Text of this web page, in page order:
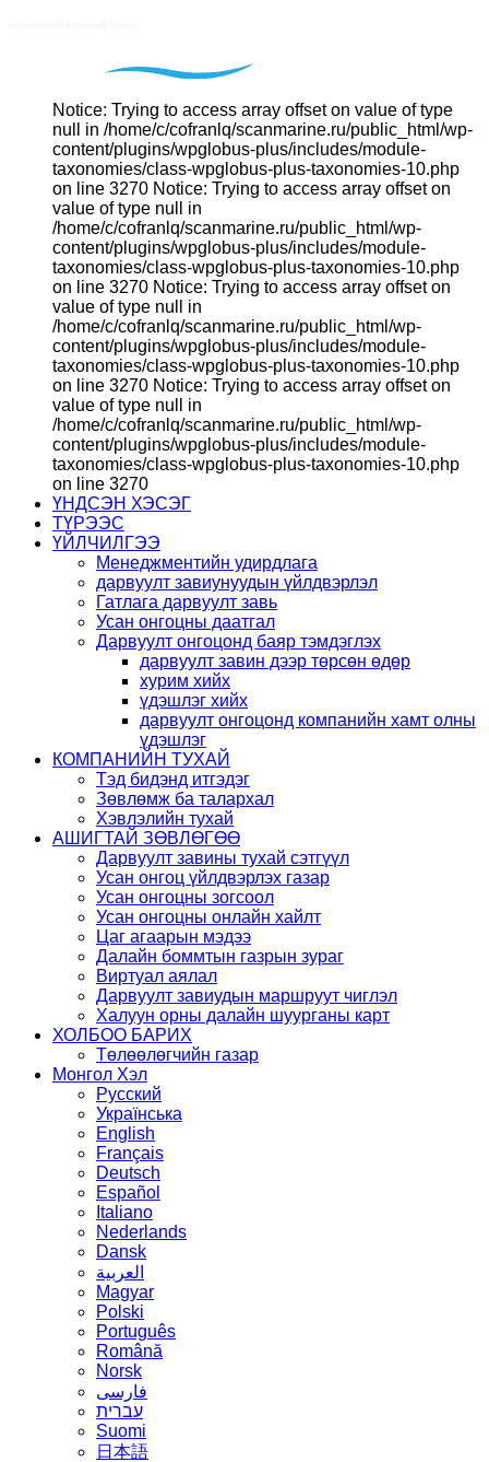
Notice: Trying to access array offset on value of type
null in /home/c/cofranlq/scanmarine.ru/public_html/wp-
content/plugins/wpglobus-plus/includes/module-
taxonomies/class-wpglobus-plus-taxonomies-10.php
on line 3270 Notice: Trying to access array offset on
value of type null in
/home/c/cofranlq/scanmarine.ru/public_html/wp-
content/plugins/wpglobus-plus/includes/module-
taxonomies/class-wpglobus-plus-taxonomies-10.php
on line 3270 Notice: Trying to access array offset on
value of type null in
/home/c/cofranlq/scanmarine.ru/public_html/wp-
content/plugins/wpglobus-plus/includes/module-
taxonomies/class-wpglobus-plus-taxonomies-10.php
on line 3270 Notice: Trying to access array offset on
value of type null in
/home/c/cofranlq/scanmarine.ru/public_html/wp-
content/plugins/wpglobus-plus/includes/module-
taxonomies/class-wpglobus-plus-taxonomies-10.php
on line 3270
ҮНДСЭН ХЭСЭГ
ТҮРЭЭС
ҮЙЛЧИЛГЭЭ
Менеджментийн удирдлага
дарвуулт завиунуудын үйлдвэрлэл
Гатлага дарвуулт завь
Усан онгоцны даатгал
Дарвуулт онгоцонд баяр тэмдэглэх
дарвуулт завин дээр төрсөн өдөр
хурим хийх
үдэшлэг хийх
дарвуулт онгоцонд компанийн хамт олны
үдэшлэг
КОМПАНИЙН ТУХАЙ
Тэд бидэнд итгэдэг
Зөвлөмж ба талархал
Хэвлэлийн тухай
АШИГТАЙ ЗӨВЛӨГӨӨ
Дарвуулт завины тухай сэтгүүл
Усан онгоц үйлдвэрлэх газар
Усан онгоцны зогсоол
Усан онгоцны онлайн хайлт
Цаг агаарын мэдээ
Далайн боммтын газрын зураг
Виртуал аялал
Дарвуулт завиудын маршруут чиглэл
Халуун орны далайн шуурганы карт
ХОЛБОО БАРИХ
Төлөөлөгчийн газар
Монгол Хэл
Русский
Українська
English
Français
Deutsch
Español
Italiano
Nederlands
Dansk
العربية
Magyar
Polski
Português
Română
Norsk
فارسی
עברית
Suomi
日本語